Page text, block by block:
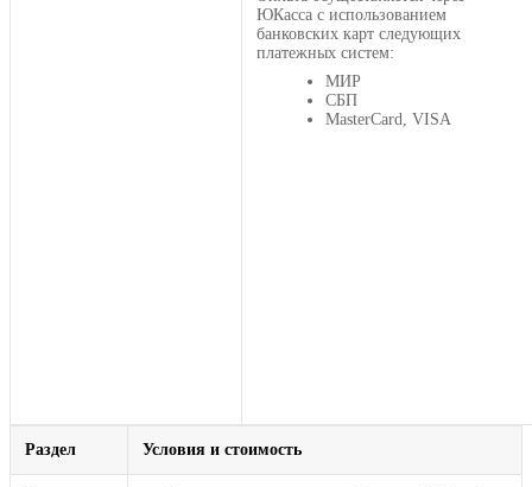
ЮКасса с использованием
банковских карт следующих
платежных систем:
МИР
СБП
MasterCard, VISA
Раздел Условия и стоимость